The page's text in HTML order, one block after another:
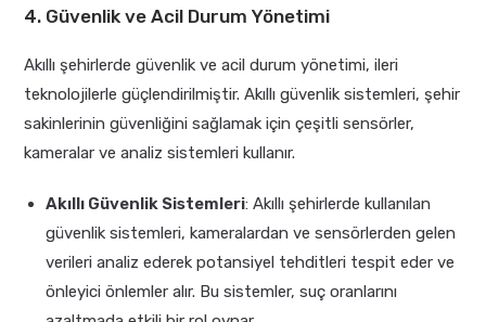
4. Güvenlik ve Acil Durum Yönetimi
Akıllı şehirlerde güvenlik ve acil durum yönetimi, ileri
teknolojilerle güçlendirilmiştir. Akıllı güvenlik sistemleri, şehir
sakinlerinin güvenliğini sağlamak için çeşitli sensörler,
kameralar ve analiz sistemleri kullanır.
Akıllı Güvenlik Sistemleri: Akıllı şehirlerde kullanılan
güvenlik sistemleri, kameralardan ve sensörlerden gelen
verileri analiz ederek potansiyel tehditleri tespit eder ve
önleyici önlemler alır. Bu sistemler, suç oranlarını